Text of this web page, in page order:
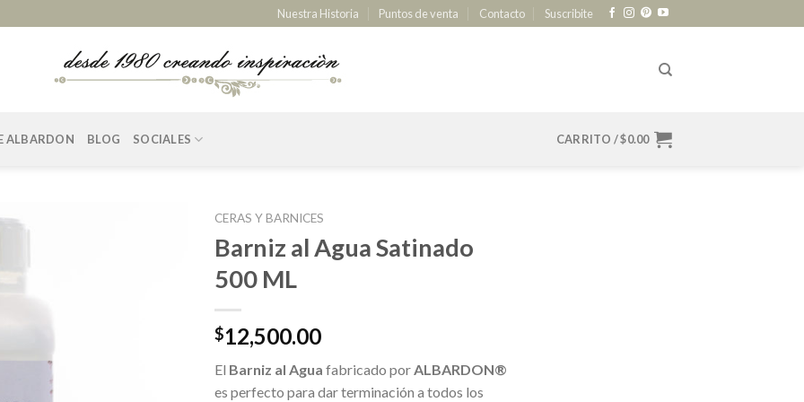
Nuestra Historia Puntos de venta Contacto Suscribite
ALBARDON BLOG SOCIALES CARRITO /$0.00
CERAS Y BARNICES
Barniz al Agua Satinado
500 ML
$12,500.00
El Barniz al Agua fabricado por ALBARDON®
es perfecto para dar terminación a todos los